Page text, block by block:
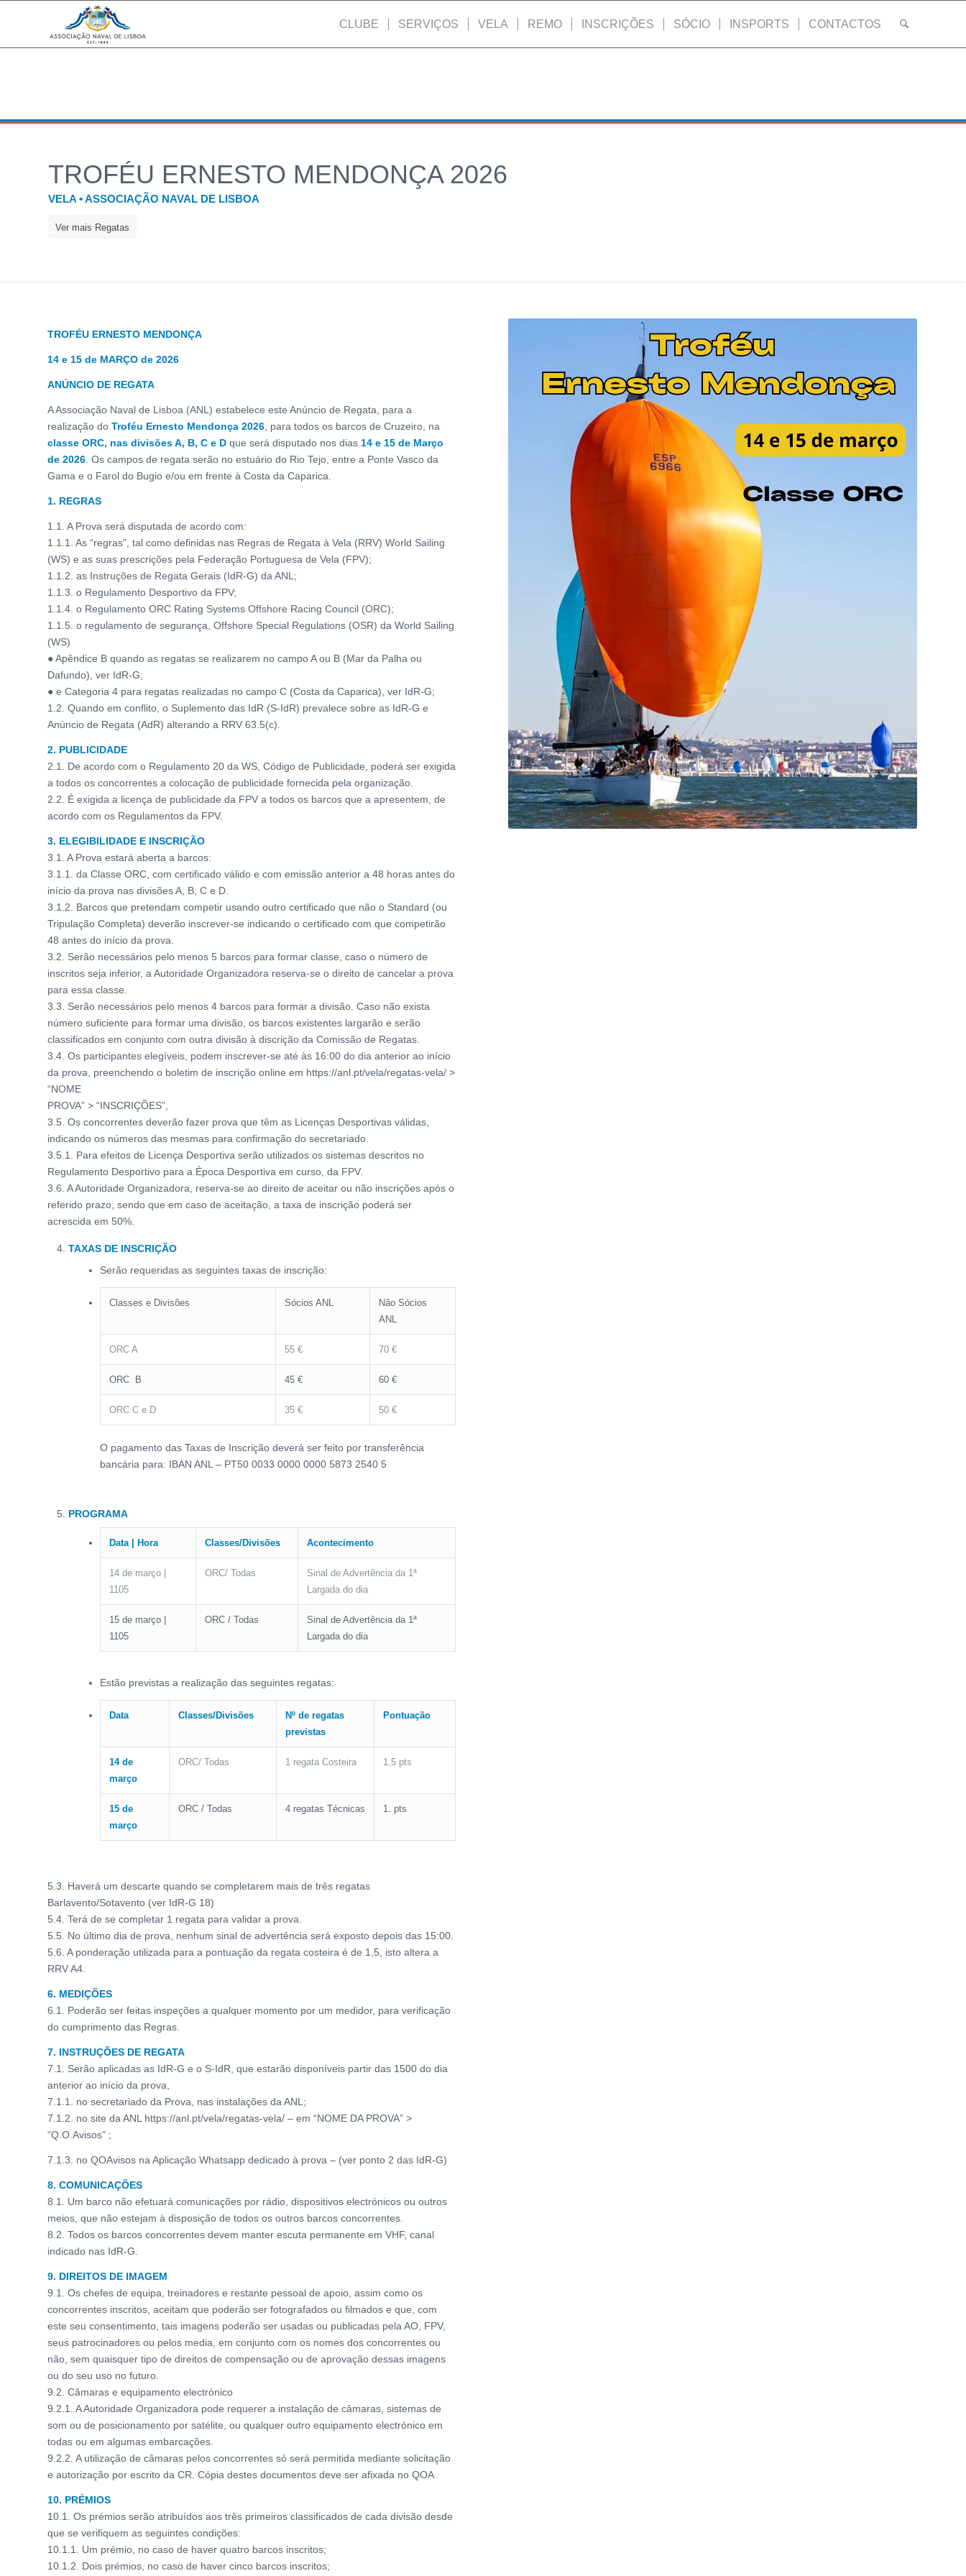
CLUBE SERVIÇOS VELA REMO INSCRIÇÕES SÓCIO INSPORTS CONTACTOS
TROFÉU ERNESTO MENDONÇA 2026
VELA • ASSOCIAÇÃO NAVAL DE LISBOA
Ver mais Regatas
TROFÉU ERNESTO MENDONÇA
14 e 15 de MARÇO de 2026
ANÚNCIO DE REGATA
A Associação Naval de Lisboa (ANL) estabelece este Anúncio de Regata, para a
realização do Troféu Ernesto Mendonça 2026 , para todos os barcos de Cruzeiro, na
classe ORC, nas divisões A, B, C e D que será disputado nos dias 14 e 15 de Março
de 2026 . Os campos de regata serão no estuário do Rio Tejo, entre a Ponte Vasco da
Gama e o Farol do Bugio e/ou em frente à Costa da Caparica.
1. REGRAS
1.1. A Prova será disputada de acordo com:
1.1.1. As “regras”, tal como definidas nas Regras de Regata à Vela (RRV) World Sailing
(WS) e as suas prescrições pela Federação Portuguesa de Vela (FPV);
1.1.2. as Instruções de Regata Gerais (IdR-G) da ANL;
1.1.3. o Regulamento Desportivo da FPV;
1.1.4. o Regulamento ORC Rating Systems Offshore Racing Council (ORC);
1.1.5. o regulamento de segurança, Offshore Special Regulations (OSR) da World Sailing
(WS)
● Apêndice B quando as regatas se realizarem no campo A ou B (Mar da Palha ou
Dafundo), ver IdR-G;
● e Categoria 4 para regatas realizadas no campo C (Costa da Caparica), ver IdR-G;
1.2. Quando em conflito, o Suplemento das IdR (S-IdR) prevalece sobre as IdR-G e
Anúncio de Regata (AdR) alterando a RRV 63.5(c).
2. PUBLICIDADE
2.1. De acordo com o Regulamento 20 da WS, Código de Publicidade, poderá ser exigida
a todos os concorrentes a colocação de publicidade fornecida pela organização.
2.2. É exigida a licença de publicidade da FPV a todos os barcos que a apresentem, de
acordo com os Regulamentos da FPV.
3. ELEGIBILIDADE E INSCRIÇÃO
3.1. A Prova estará aberta a barcos:
3.1.1. da Classe ORC, com certificado válido e com emissão anterior a 48 horas antes do
início da prova nas divisões A, B, C e D.
3.1.2. Barcos que pretendam competir usando outro certificado que não o Standard (ou
Tripulação Completa) deverão inscrever-se indicando o certificado com que competirão
48 antes do início da prova.
3.2. Serão necessários pelo menos 5 barcos para formar classe, caso o número de
inscritos seja inferior, a Autoridade Organizadora reserva-se o direito de cancelar a prova
para essa classe.
3.3. Serão necessários pelo menos 4 barcos para formar a divisão. Caso não exista
número suficiente para formar uma divisão, os barcos existentes largarão e serão
classificados em conjunto com outra divisão à discrição da Comissão de Regatas.
3.4. Os participantes elegíveis, podem inscrever-se até às 16:00 do dia anterior ao início
da prova, preenchendo o boletim de inscrição online em https://anl.pt/vela/regatas-vela/ >
“NOME
PROVA” > “INSCRIÇÕES”,
3.5. Os concorrentes deverão fazer prova que têm as Licenças Desportivas válidas,
indicando os números das mesmas para confirmação do secretariado.
3.5.1. Para efeitos de Licença Desportiva serão utilizados os sistemas descritos no
Regulamento Desportivo para a Época Desportiva em curso, da FPV.
3.6. A Autoridade Organizadora, reserva-se ao direito de aceitar ou não inscrições após o
referido prazo, sendo que em caso de aceitação, a taxa de inscrição poderá ser
acrescida em 50%.
TAXAS DE INSCRIÇÃO
Serão requeridas as seguintes taxas de inscrição:
Classes e Divisões Sócios ANL
Não Sócios
ANL
ORC A 55 € 70 €
ORC B 45 € 60 €
ORC C e D 35 € 50 €
O pagamento das Taxas de Inscrição deverá ser feito por transferência
bancária para: IBAN ANL – PT50 0033 0000 0000 5873 2540 5
PROGRAMA
Data | Hora Classes/Divisões Acontecimento
14 de março |
1105
ORC/ Todas
Sinal de Advertência da 1ª
Largada do dia
15 de março |
1105
ORC / Todas
Sinal de Advertência da 1ª
Largada do dia
Estão previstas a realização das seguintes regatas:
Data Classes/Divisões
Nº de regatas
previstas
Pontuação
14 de
março
ORC/ Todas 1 regata Costeira 1,5 pts
15 de
março
ORC / Todas 4 regatas Técnicas 1. pts
5.3. Haverá um descarte quando se completarem mais de três regatas
Barlavento/Sotavento (ver IdR-G 18)
5.4. Terá de se completar 1 regata para validar a prova.
5.5. No último dia de prova, nenhum sinal de advertência será exposto depois das 15:00.
5.6. A ponderação utilizada para a pontuação da regata costeira é de 1,5, isto altera a
RRV A4.
6. MEDIÇÕES
6.1. Poderão ser feitas inspeções a qualquer momento por um medidor, para verificação
do cumprimento das Regras.
7. INSTRUÇÕES DE REGATA
7.1. Serão aplicadas as IdR-G e o S-IdR, que estarão disponíveis partir das 1500 do dia
anterior ao início da prova,
7.1.1. no secretariado da Prova, nas instalações da ANL;
7.1.2. no site da ANL https://anl.pt/vela/regatas-vela/ – em “NOME DA PROVA” >
“Q.O.Avisos” ;
7.1.3. no QOAvisos na Aplicação Whatsapp dedicado à prova – (ver ponto 2 das IdR-G)
8. COMUNICAÇÕES
8.1. Um barco não efetuará comunicações por rádio, dispositivos electrónicos ou outros
meios, que não estejam à disposição de todos os outros barcos concorrentes.
8.2. Todos os barcos concorrentes devem manter escuta permanente em VHF, canal
indicado nas IdR-G.
9. DIREITOS DE IMAGEM
9.1. Os chefes de equipa, treinadores e restante pessoal de apoio, assim como os
concorrentes inscritos, aceitam que poderão ser fotografados ou filmados e que, com
este seu consentimento, tais imagens poderão ser usadas ou publicadas pela AO, FPV,
seus patrocinadores ou pelos media, em conjunto com os nomes dos concorrentes ou
não, sem quaisquer tipo de direitos de compensação ou de aprovação dessas imagens
ou do seu uso no futuro.
9.2. Câmaras e equipamento electrónico
9.2.1. A Autoridade Organizadora pode requerer a instalação de câmaras, sistemas de
som ou de posicionamento por satélite, ou qualquer outro equipamento electrónico em
todas ou em algumas embarcações.
9.2.2. A utilização de câmaras pelos concorrentes só será permitida mediante solicitação
e autorização por escrito da CR. Cópia destes documentos deve ser afixada no QOA
10. PRÉMIOS
10.1. Os prémios serão atribuídos aos três primeiros classificados de cada divisão desde
que se verifiquem as seguintes condições:
10.1.1. Um prémio, no caso de haver quatro barcos inscritos;
10.1.2. Dois prémios, no caso de haver cinco barcos inscritos;